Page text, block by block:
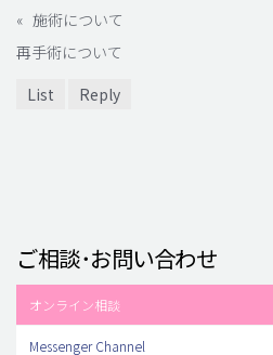
« 施術について
再手術について
List
Reply
ご相談･お問い合わせ
オンライン相談
Messenger Channel